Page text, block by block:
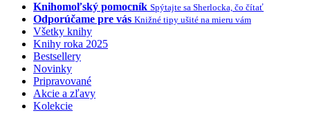
Knihomoľský pomocník Spýtajte sa Sherlocka, čo čítať
Odporúčame pre vás Knižné tipy ušité na mieru vám
Všetky knihy
Knihy roka 2025
Bestsellery
Novinky
Pripravované
Akcie a zľavy
Kolekcie